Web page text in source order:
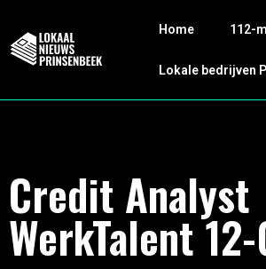
Home 112-
Lokale bedrijven
Credit Analyst
WerkTalent